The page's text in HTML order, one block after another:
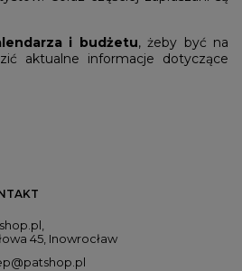
i budżetu, żeby być na
aktualne informacje dotyczące
45, Inowrocław